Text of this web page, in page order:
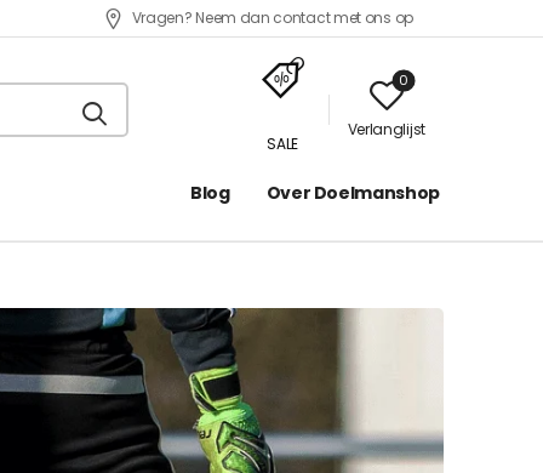
Vragen? Neem dan contact met ons op
SALE
0
Verlanglijst
Blog Over Doelmanshop